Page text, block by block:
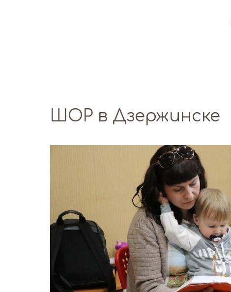
ШОР в Дзержинске